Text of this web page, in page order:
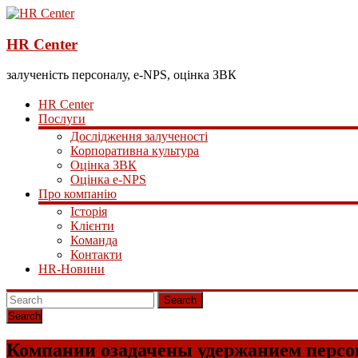
HR Center
залученість персоналу, e-NPS, оцінка ЗВК
HR Center
Послуги
Дослідження залученості
Корпоративна культура
Оцінка ЗВК
Оцінка e-NPS
Про компанію
Історія
Клієнти
Команда
Контакти
HR-Новини
Search
Компании озадачены удержанием